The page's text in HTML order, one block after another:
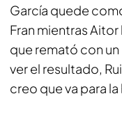
García quede
Fran mientras
que remató con un
ver el resultado,
creo que va para la